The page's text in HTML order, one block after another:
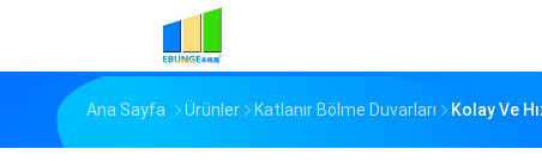
Ana Sayfa Ürünler Katlanır Bölme Duvarları Kolay Ve